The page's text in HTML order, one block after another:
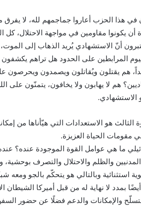
في هذا الحزب أعاروا جماجمهم لله، لا
أن يكونوا مقاومين في مواجهة الاحتلال،
أنّ الاستشهادي يُريد الذهاب إلى
المرابطين على الحدود هل تراهم
هم يقتلون ويُقاتلون ويصمدون ويحرصون
هم لا يهابون ولا يخافون، يتمنّون على
الاستشهادي.
الثالث هو الاستعدادات التي هيّأناها من
مقومات الحياة العزيزة.
ما هي عوامل القوة الموجودة عنده؟
استثنائية وبالتالي هو يتحكّم بالجو
بمدد لا نهاية له من قبل أميركا الشيطان
والإمكانات والدعم فضلًا عن حضور